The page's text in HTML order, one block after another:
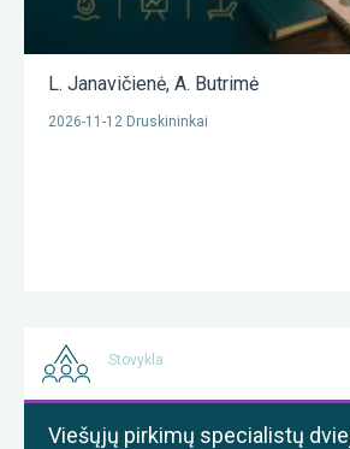
L. Janavičienė, A. Butrimė
2026-11-12 Druskininkai
Stovykla
Viešųjų pirkimų specialistų